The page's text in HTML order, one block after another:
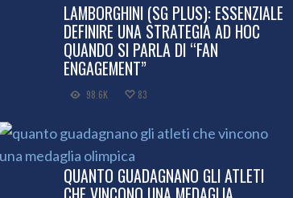
LAMBORGHINI (SG PLUS): ESSENZIALE
DEFINIRE UNA STRATEGIA AD HOC
QUANDO SI PARLA DI “FAN
ENGAGEMENT”
98.6K 83
QUANTO GUADAGNANO GLI ATLETI